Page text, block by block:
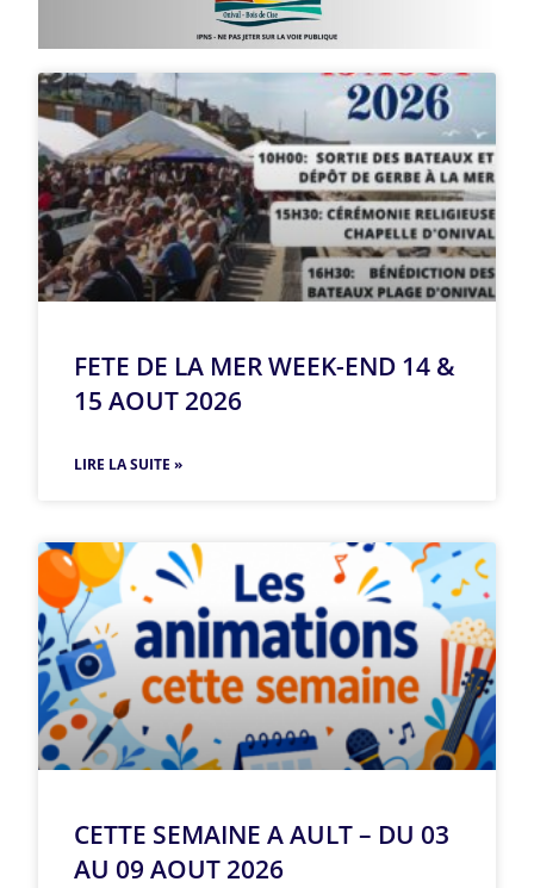
FETE DE LA MER WEEK-END 14 &
15 AOUT 2026
LIRE LA SUITE »
CETTE SEMAINE A AULT – DU 03
AU 09 AOUT 2026